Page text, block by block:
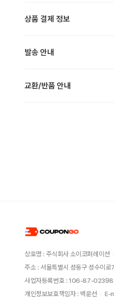
상품 결제 정보
발송 안내
교환/반품 안내
상호명 : 주식회사 소이코퍼레이션
주소 : 서울특별시 성동구 성수이
사업자등록번호 : 106-87-02398
개인정보보호책임자 : 백운선
E-